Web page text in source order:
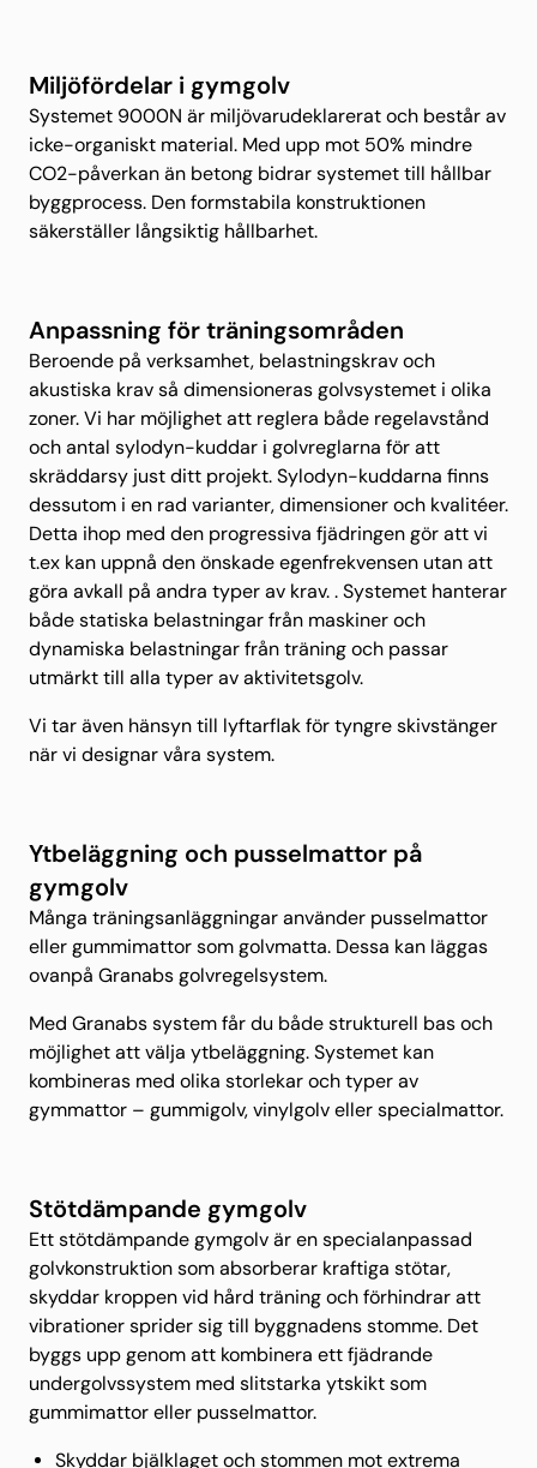
Miljöfördelar i gymgolv
Systemet 9000N är miljövarudeklarerat och består av
icke-organiskt material. Med upp mot 50% mindre
CO2-påverkan än betong bidrar systemet till hållbar
byggprocess. Den formstabila konstruktionen
säkerställer långsiktig hållbarhet.
Anpassning för träningsområden
Beroende på verksamhet, belastningskrav och
akustiska krav så dimensioneras golvsystemet i olika
zoner. Vi har möjlighet att reglera både regelavstånd
och antal sylodyn-kuddar i golvreglarna för att
skräddarsy just ditt projekt. Sylodyn-kuddarna finns
dessutom i en rad varianter, dimensioner och kvalitéer.
Detta ihop med den progressiva fjädringen gör att vi
t.ex kan uppnå den önskade egenfrekvensen utan att
göra avkall på andra typer av krav. . Systemet hanterar
både statiska belastningar från maskiner och
dynamiska belastningar från träning och passar
utmärkt till alla typer av aktivitetsgolv.
Vi tar även hänsyn till lyftarflak för tyngre skivstänger
när vi designar våra system.
Ytbeläggning och pusselmattor på
gymgolv
Många träningsanläggningar använder pusselmattor
eller gummimattor som golvmatta. Dessa kan läggas
ovanpå Granabs golvregelsystem.
Med Granabs system får du både strukturell bas och
möjlighet att välja ytbeläggning. Systemet kan
kombineras med olika storlekar och typer av
gymmattor – gummigolv, vinylgolv eller specialmattor.
Stötdämpande gymgolv
Ett stötdämpande gymgolv är en specialanpassad
golvkonstruktion som absorberar kraftiga stötar,
skyddar kroppen vid hård träning och förhindrar att
vibrationer sprider sig till byggnadens stomme. Det
byggs upp genom att kombinera ett fjädrande
undergolvssystem med slitstarka ytskikt som
gummimattor eller pusselmattor.
Skyddar bjälklaget och stommen mot extrema